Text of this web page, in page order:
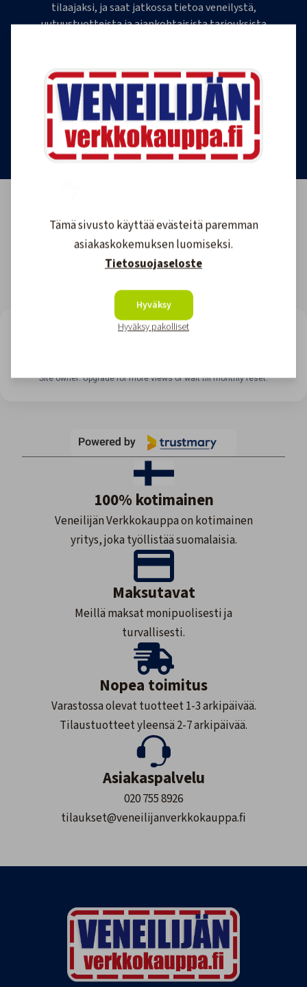
tilaajaksi, ja saat jatkossa tietoa veneilystä,
uutuustuotteista ja ajankohtaisista tarjouksista
tilauksen milloin tahansa.
Tilaa uutiskirje
LOOKING FOR REVIEWS?
Site owner: Upgrade for more views or wait till monthly reset.
100% kotimainen
Veneilijän Verkkokauppa on kotimainen
yritys, joka työllistää suomalaisia.
Maksutavat
Meillä maksat monipuolisesti ja
turvallisesti.
Nopea toimitus
Varastossa olevat tuotteet 1-3 arkipäivää.
Tilaustuotteet yleensä 2-7 arkipäivää.
Asiakaspalvelu
020 755 8926
tilaukset@veneilijanverkkokauppa.fi
Tämä sivusto käyttää evästeitä paremman
asiakaskokemuksen luomiseksi.
Tietosuojaseloste
Hyväksy
Hyväksy pakolliset